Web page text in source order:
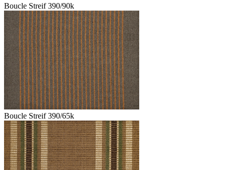
Boucle Streif 390/90k
Boucle Streif 390/65k